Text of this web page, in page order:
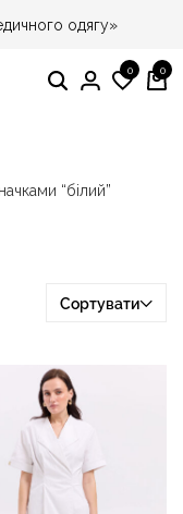
одягу»
Пошук
0 0
“білий”
Сортувати